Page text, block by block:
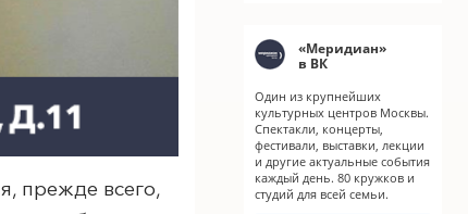
прежде всего,
«Меридиан»
в ВК
Один из крупнейших
культурных центров Москвы.
Спектакли, концерты,
фестивали, выставки, лекции
и другие актуальные события
каждый день. 80 кружков и
студий для всей семьи.